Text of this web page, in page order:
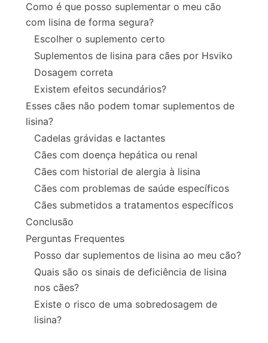
Como é que posso suplementar o meu cão
com lisina de forma segura?
Escolher o suplemento certo
Suplementos de lisina para cães por Hsviko
Dosagem correta
Existem efeitos secundários?
Esses cães não podem tomar suplementos de
lisina?
Cadelas grávidas e lactantes
Cães com doença hepática ou renal
Cães com historial de alergia à lisina
Cães com problemas de saúde específicos
Cães submetidos a tratamentos específicos
Conclusão
Perguntas Frequentes
Posso dar suplementos de lisina ao meu cão?
Quais são os sinais de deficiência de lisina
nos cães?
Existe o risco de uma sobredosagem de
lisina?